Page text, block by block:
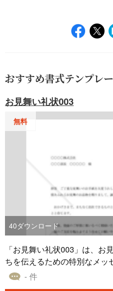
おすすめ書式テンプレ
お見舞い礼状003
無料
40ダウンロード
「お見舞い礼状003」は、お
ちを伝えるための特別なメッ
などでお見舞いをいただいた
- 件